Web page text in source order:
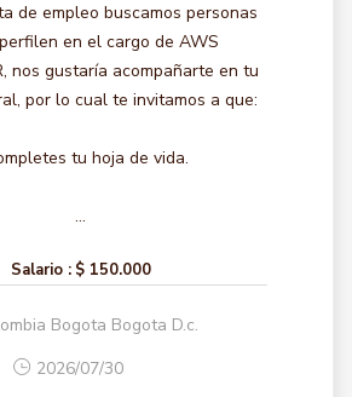
de empleo buscamos personas
en el cargo de AWS
nos gustaría acompañarte en tu
por lo cual te invitamos a que:
tu hoja de vida.
...
Salario : $ 150.000
Bogota Bogota D.c.
2026/07/30